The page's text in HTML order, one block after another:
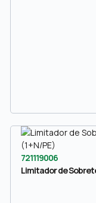
721119006
Limitador de